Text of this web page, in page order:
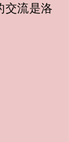
交流是洛